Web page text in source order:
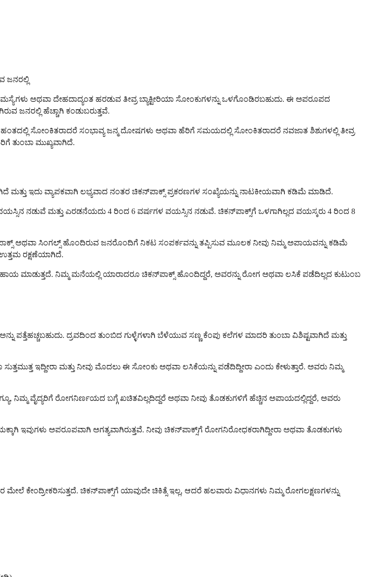
ಜನರಲ್ಲಿ
ಅಥವಾ ದೇಹದಾದ್ಯಂತ ಹರಡುವ ತೀವ್ರ ಬ್ಯಾಕ್ಟೀರಿಯಾ ಸೋಂಕುಗಳನ್ನು ಒಳಗೊಂಡಿರಬಹುದು. ಈ ಅಪರೂಪದ
ಜನರಲ್ಲಿ ಹೆಚ್ಚಾಗಿ ಕಂಡುಬರುತ್ತವೆ.
ಸೋಂಕಿತರಾದರೆ ಸಂಭಾವ್ಯ ಜನ್ಮ ದೋಷಗಳು ಅಥವಾ ಹೆರಿಗೆ ಸಮಯದಲ್ಲಿ ಸೋಂಕಿತರಾದರೆ ನವಜಾತ ಶಿಶುಗಳಲ್ಲಿ ತೀವ್ರ
ತುಂಬಾ ಮುಖ್ಯವಾಗಿದೆ.
ಇದು ವ್ಯಾಪಕವಾಗಿ ಲಭ್ಯವಾದ ನಂತರ ಚಿಕನ್‌ಪಾಕ್ಸ್ ಪ್ರಕರಣಗಳ ಸಂಖ್ಯೆಯನ್ನು ನಾಟಕೀಯವಾಗಿ ಕಡಿಮೆ ಮಾಡಿದೆ.
ನಡುವೆ ಮತ್ತು ಎರಡನೆಯದು 4 ರಿಂದ 6 ವರ್ಷಗಳ ವಯಸ್ಸಿನ ನಡುವೆ. ಚಿಕನ್‌ಪಾಕ್ಸ್‌ಗೆ ಒಳಗಾಗಿಲ್ಲದ ವಯಸ್ಕರು 4 ರಿಂದ 8
ಅಥವಾ ಸಿಂಗಲ್ಸ್ ಹೊಂದಿರುವ ಜನರೊಂದಿಗೆ ನಿಕಟ ಸಂಪರ್ಕವನ್ನು ತಪ್ಪಿಸುವ ಮೂಲಕ ನೀವು ನಿಮ್ಮ ಅಪಾಯವನ್ನು ಕಡಿಮೆ
ರಕ್ಷಣೆಯಾಗಿದೆ.
ಮಾಡುತ್ತದೆ. ನಿಮ್ಮ ಮನೆಯಲ್ಲಿ ಯಾರಾದರೂ ಚಿಕನ್‌ಪಾಕ್ಸ್ ಹೊಂದಿದ್ದರೆ, ಅವರನ್ನು ರೋಗ ಅಥವಾ ಲಸಿಕೆ ಪಡೆದಿಲ್ಲದ ಕುಟುಂಬ
ಪತ್ತೆಹಚ್ಚಬಹುದು. ದ್ರವದಿಂದ ತುಂಬಿದ ಗುಳ್ಳೆಗಳಾಗಿ ಬೆಳೆಯುವ ಸಣ್ಣ ಕೆಂಪು ಕಲೆಗಳ ಮಾದರಿ ತುಂಬಾ ವಿಶಿಷ್ಟವಾಗಿದೆ ಮತ್ತು
ಇದ್ದೀರಾ ಮತ್ತು ನೀವು ಮೊದಲು ಈ ಸೋಂಕು ಅಥವಾ ಲಸಿಕೆಯನ್ನು ಪಡೆದಿದ್ದೀರಾ ಎಂದು ಕೇಳುತ್ತಾರೆ. ಅವರು ನಿಮ್ಮ
ನಿಮ್ಮ ವೈದ್ಯರಿಗೆ ರೋಗನಿರ್ಣಯದ ಬಗ್ಗೆ ಖಚಿತವಿಲ್ಲದಿದ್ದರೆ ಅಥವಾ ನೀವು ತೊಡಕುಗಳಿಗೆ ಹೆಚ್ಚಿನ ಅಪಾಯದಲ್ಲಿದ್ದರೆ, ಅವರು
ಇವುಗಳು ಅಪರೂಪವಾಗಿ ಅಗತ್ಯವಾಗಿರುತ್ತವೆ. ನೀವು ಚಿಕನ್‌ಪಾಕ್ಸ್‌ಗೆ ರೋಗನಿರೋಧಕರಾಗಿದ್ದೀರಾ ಅಥವಾ ತೊಡಕುಗಳು
ಕೇಂದ್ರೀಕರಿಸುತ್ತದೆ. ಚಿಕನ್‌ಪಾಕ್ಸ್‌ಗೆ ಯಾವುದೇ ಚಿಕಿತ್ಸೆ ಇಲ್ಲ, ಆದರೆ ಹಲವಾರು ವಿಧಾನಗಳು ನಿಮ್ಮ ರೋಗಲಕ್ಷಣಗಳನ್ನು